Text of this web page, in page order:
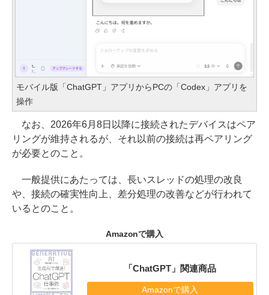
モバイル版「ChatGPT」アプリからPCの「Codex」アプリを
操作
なお、2026年6月8日以降に接続されたデバイスはペア
リングが維持されるが、それ以前の接続は再ペアリング
が必要とのこと。
一般提供にあたっては、長いスレッドの処理の改良
や、接続の確実性向上、差分処理の改善などが行われて
いるとのこと。
Amazonで購入
「ChatGPT」関連商品
Amazonで購入